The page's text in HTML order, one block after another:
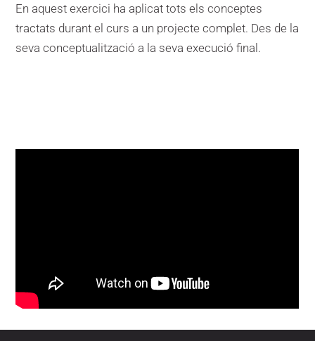
En aquest exercici ha aplicat tots els conceptes
tractats durant el curs a un projecte complet. Des de la
seva conceptualització a la seva execució final.